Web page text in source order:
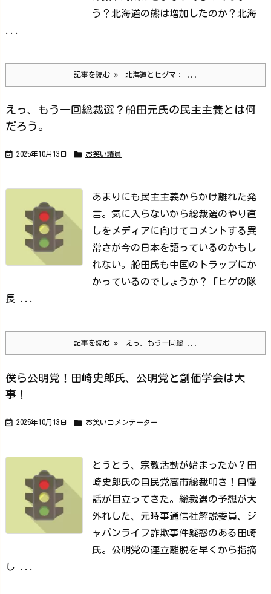
う？ 北海道の熊は増加したのか？ 北海
記事を読む 北海道とヒグマ： ...
えっ、もう一回総裁選？船田元氏の民主主義とは何
だろう。
 2025年10月13日  お笑い議員
あまりにも民主主義からかけ離れた発
言。 気に入らないから総裁選のやり直
しをメディアに向けてコメントする異
常さが今の日本を語っているのかもし
れない。船田氏も中国のトラップにか
かっているのでしょうか？
「ヒゲの隊
長 ...
記事を読む えっ、もう一回総 ...
僕ら公明党！田崎史郎氏、公明党と創価学会は大
事！
 2025年10月13日  お笑いコメンテーター
とうとう、宗教活動が始まったか？ 田
崎史郎氏の自民党高市総裁叩き！自慢
話が目立ってきた。 総裁選の予想が大
外れした、元時事通信社解説委員、ジ
ャパンライフ詐欺事件疑惑のある田崎
氏。 公明党の連立離脱を早くから指摘
し ...